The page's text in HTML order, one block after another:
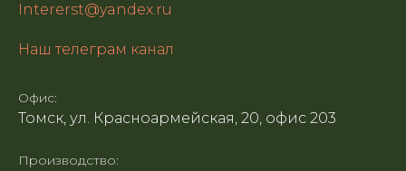
Intererst@yandex.ru
Наш телеграм канал
Офис:
Томск, ул. Красноармейская, 20, офис 203
Производство: